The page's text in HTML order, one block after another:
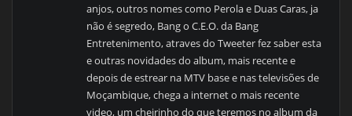
anjos, outros nomes como Perola e Duas Caras, ja
não é segredo, Bang o C.E.O. da Bang
Entretenimento, atraves do Tweeter fez saber esta
e outras novidades do album, mais recente e
depois de estrear na MTV base e nas televisões de
Moçambique, chega a internet o mais recente
video, um cheirinho do que teremos no album da